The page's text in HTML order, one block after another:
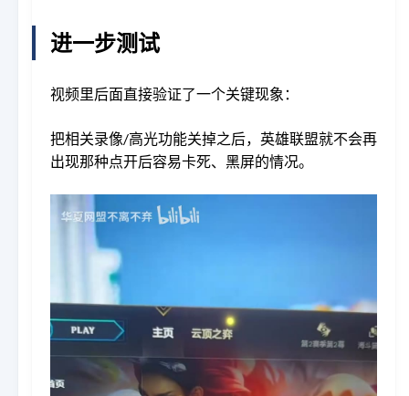
进一步测试
视频里后面直接验证了一个关键现象：
把相关录像/高光功能关掉之后，英雄联盟就不会再
出现那种点开后容易卡死、黑屏的情况。